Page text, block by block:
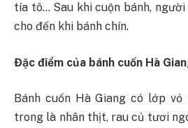
tía tô… Sau khi cuộn bánh,
cho đến khi bánh chín.
Đặc điểm của bánh cuốn Hà
Bánh cuốn Hà Giang có lớp vỏ
trong là nhân thịt, rau củ tươi